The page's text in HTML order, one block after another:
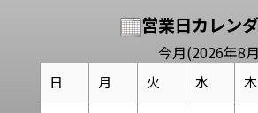
営業日カレン
今月(2026年8
日 月 火 水 木